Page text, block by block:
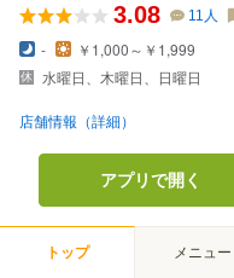
3.08 11 人
-
￥1,000～￥1,999
水曜日、木曜日、日曜日
店舗情報（詳細）
アプリで開く
トップ メニュー